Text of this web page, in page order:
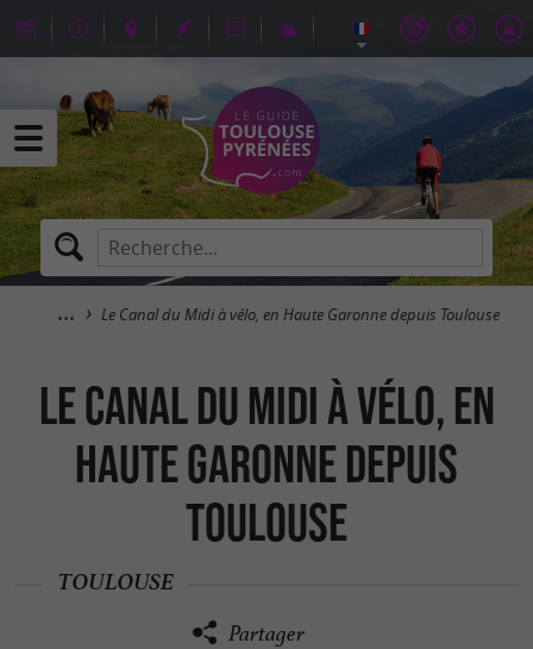
Le Canal du Midi à vélo, en Haute Garonne depuis Toulouse
Le Canal du Midi à vélo, en
Haute Garonne depuis
Toulouse
TOULOUSE
Partager